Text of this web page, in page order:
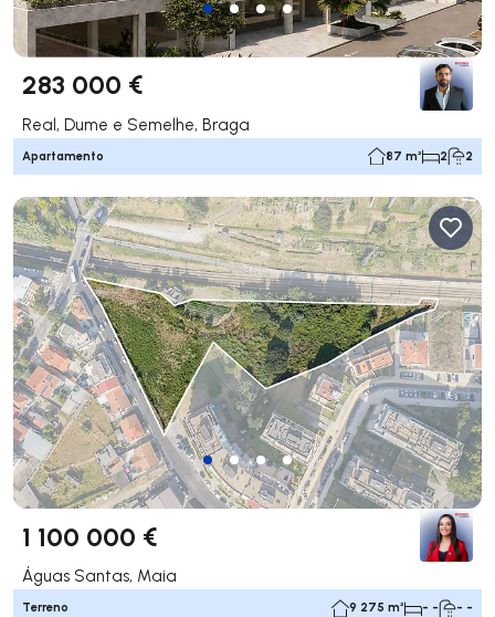
283 000 €
Real, Dume e Semelhe, Braga
Apartamento 87 m² 2 2
1 100 000 €
Águas Santas, Maia
Terreno 9 275 m² - - - -